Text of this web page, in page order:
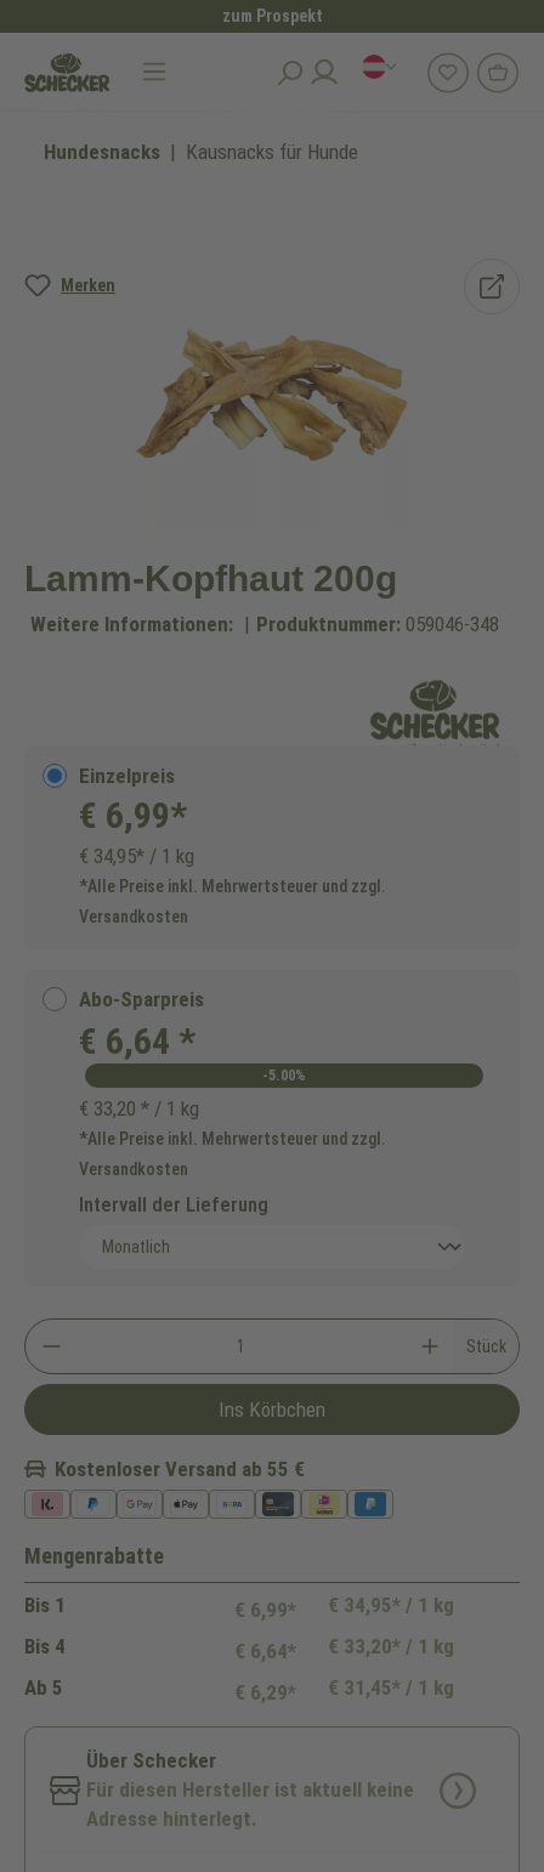
zum Prospekt
Hundesnacks Kausnacks für Hunde
Merken
Bildergalerie überspringen
Lamm-Kopfhaut 200g
Weitere Informationen: | Produktnummer: 059046-348
Einzelpreis
€ 6,99*
€ 34,95* / 1 kg
*Alle Preise inkl. Mehrwertsteuer und zzgl.
Versandkosten
Abo-Sparpreis
€ 6,64 *
-5.00%
€ 33,20 * / 1 kg
*Alle Preise inkl. Mehrwertsteuer und zzgl.
Versandkosten
Intervall der Lieferung
Stück
Ins Körbchen
Kostenloser Versand ab 55 €
Mengenrabatte
Bis 1 € 6,99*
€ 34,95* / 1 kg
Bis 4 € 6,64*
€ 33,20* / 1 kg
Ab 5 € 6,29* € 31,45* / 1 kg
Über Schecker
Für diesen Hersteller ist aktuell keine
Adresse hinterlegt.